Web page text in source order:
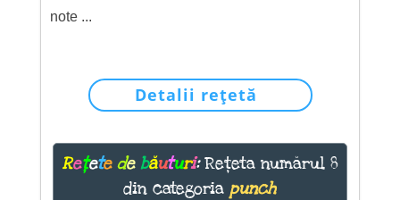
note ...
Detalii rețetă
Rețete de băuturi:Rețeta numărul 8
din categoriapunch